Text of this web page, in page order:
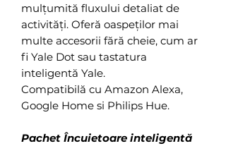
mulțumită fluxului detaliat de
activități. Oferă oaspeților mai
multe accesorii fără cheie, cum ar
fi Yale Dot sau tastatura
inteligentă Yale.
Compatibilă cu Amazon Alexa,
Google Home si Philips Hue.
Pachet Încuietoare inteligentă